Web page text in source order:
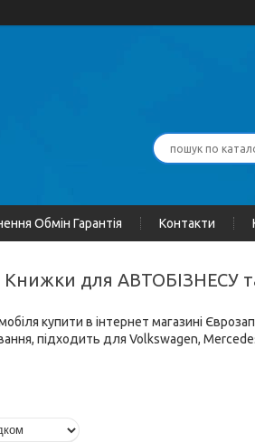
Обмін Гарантія Контакти
Книжки для АВТОБІЗНЕСУ
купити в інтернет магазині
підходить для Volkswagen,